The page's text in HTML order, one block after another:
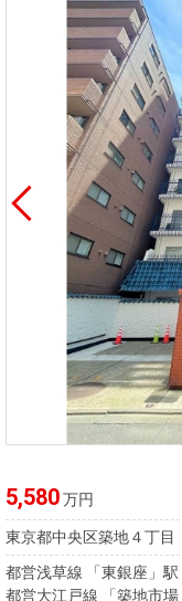
5,580万円
東京都中央区築地４丁目
都営浅草線 「東銀座」
都営大江戸線 「築地市